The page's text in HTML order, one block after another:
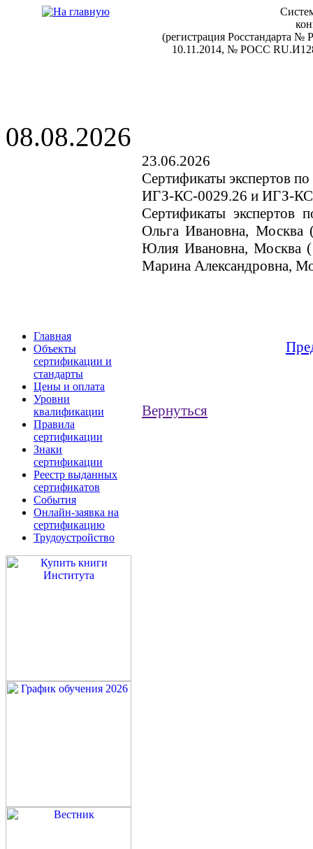
(регистрация
10.11.2014, № РОСС
08.08.2026
Главная
Объекты
сертификации и
стандарты
Цены и оплата
Уровни
квалификации
Правила
сертификации
Знаки
сертификации
Реестр выданных
сертификатов
События
Онлайн-заявка на
сертификацию
Трудоустройство
23.06.2026
Сертификаты экспертов
ИГЗ-КС-0029.26 и ИГЗ-
Сертификаты экспертов
Ольга Ивановна,
Юлия Ивановна,
Марина Александровна,
Вернуться